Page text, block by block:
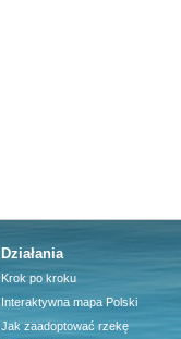
Działania
Krok po kroku
Interaktywna mapa Polski
Jak zaadoptować rzekę